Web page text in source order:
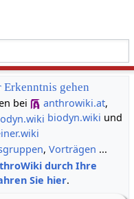
Erkenntnis gehen
bei
anthrowiki.at,
biodyn.wiki und
, Vorträgen ...
durch Ihre
Sie hier.